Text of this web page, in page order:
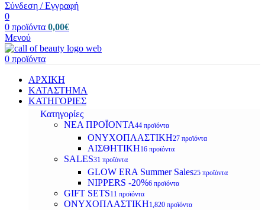
Σύνδεση / Εγγραφή
0
0 προϊόντα 0,00€
Μενού
0 προϊόντα
ΑΡΧΙΚΗ
ΚΑΤΑΣΤΗΜΑ
ΚΑΤΗΓΟΡΙΕΣ
Κατηγορίες
ΝΕΑ ΠΡΟΪΟΝΤΑ44 προϊόντα
ΟΝΥΧΟΠΛΑΣΤΙΚΗ27 προϊόντα
ΑΙΣΘΗΤΙΚΗ16 προϊόντα
SALES31 προϊόντα
GLOW ERA Summer Sales25 προϊόντα
NIPPERS -20%6 προϊόντα
GIFT SETS11 προϊόντα
ΟΝΥΧΟΠΛΑΣΤΙΚΗ1,820 προϊόντα